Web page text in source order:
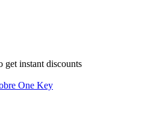
instant discounts
One Key